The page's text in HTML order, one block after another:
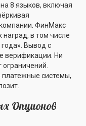
8 языков, включая
ФинМакс
наград, в том числе
года». Вывод с
верификации. Ни
системы,
Опционов